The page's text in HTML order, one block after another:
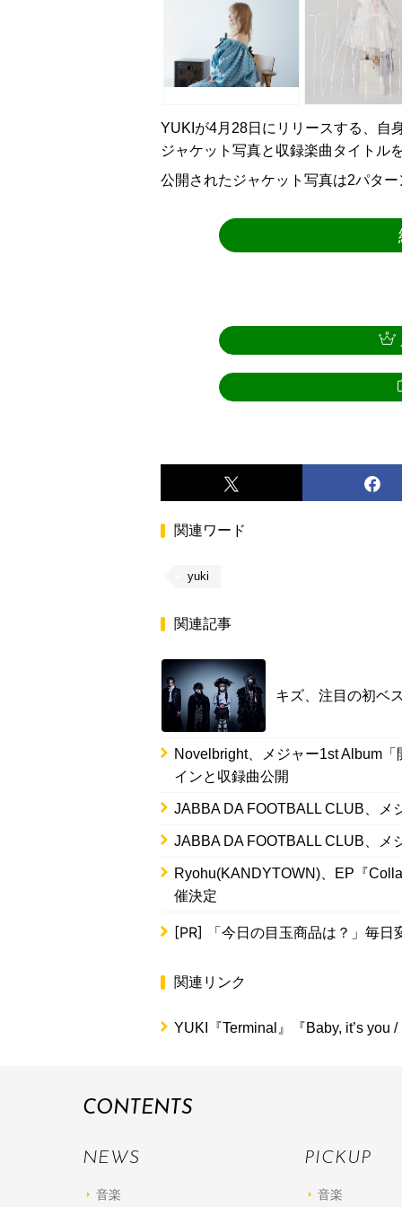
YUKIが4月28日にリリースする、自
ジャケット写真と収録楽曲タイトル
公開されたジャケット写真は2パタ
関連ワード
yuki
関連記事
キズ、注目の初ベ
Novelbright、メジャー1st Album
インと収録曲公開
JABBA DA FOOTBALL CLUB、メ
JABBA DA FOOTBALL CLUB、メ
Ryohu(KANDYTOWN)、EP『
催決定
[PR] 「今日の目玉商品は？」毎
関連リンク
YUKI『Terminal』『Baby, it’s you
CONTENTS
NEWS
音楽
PICKUP
音楽